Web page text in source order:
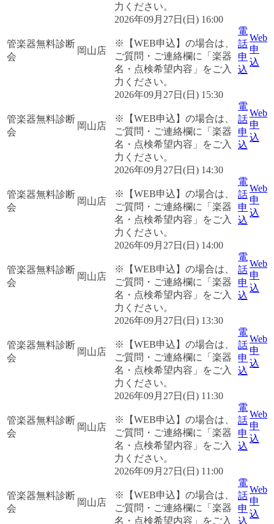
力ください。
管楽器無料診断
会
岡山店
2026年09月27日(日) 16:00
※【WEB申込】の場合は、
ご質問・ご連絡欄に「楽器
名・点検希望内容」をご入
力ください。
電
話
申
込
Web
申
込
管楽器無料診断
会
岡山店
2026年09月27日(日) 15:30
※【WEB申込】の場合は、
ご質問・ご連絡欄に「楽器
名・点検希望内容」をご入
力ください。
電
話
申
込
Web
申
込
管楽器無料診断
会
岡山店
2026年09月27日(日) 14:30
※【WEB申込】の場合は、
ご質問・ご連絡欄に「楽器
名・点検希望内容」をご入
力ください。
電
話
申
込
Web
申
込
管楽器無料診断
会
岡山店
2026年09月27日(日) 14:00
※【WEB申込】の場合は、
ご質問・ご連絡欄に「楽器
名・点検希望内容」をご入
力ください。
電
話
申
込
Web
申
込
管楽器無料診断
会
岡山店
2026年09月27日(日) 13:30
※【WEB申込】の場合は、
ご質問・ご連絡欄に「楽器
名・点検希望内容」をご入
力ください。
電
話
申
込
Web
申
込
管楽器無料診断
会
岡山店
2026年09月27日(日) 11:30
※【WEB申込】の場合は、
ご質問・ご連絡欄に「楽器
名・点検希望内容」をご入
力ください。
電
話
申
込
Web
申
込
管楽器無料診断
会
岡山店
2026年09月27日(日) 11:00
※【WEB申込】の場合は、
ご質問・ご連絡欄に「楽器
名・点検希望内容」をご入
電
話
申
込
Web
申
込